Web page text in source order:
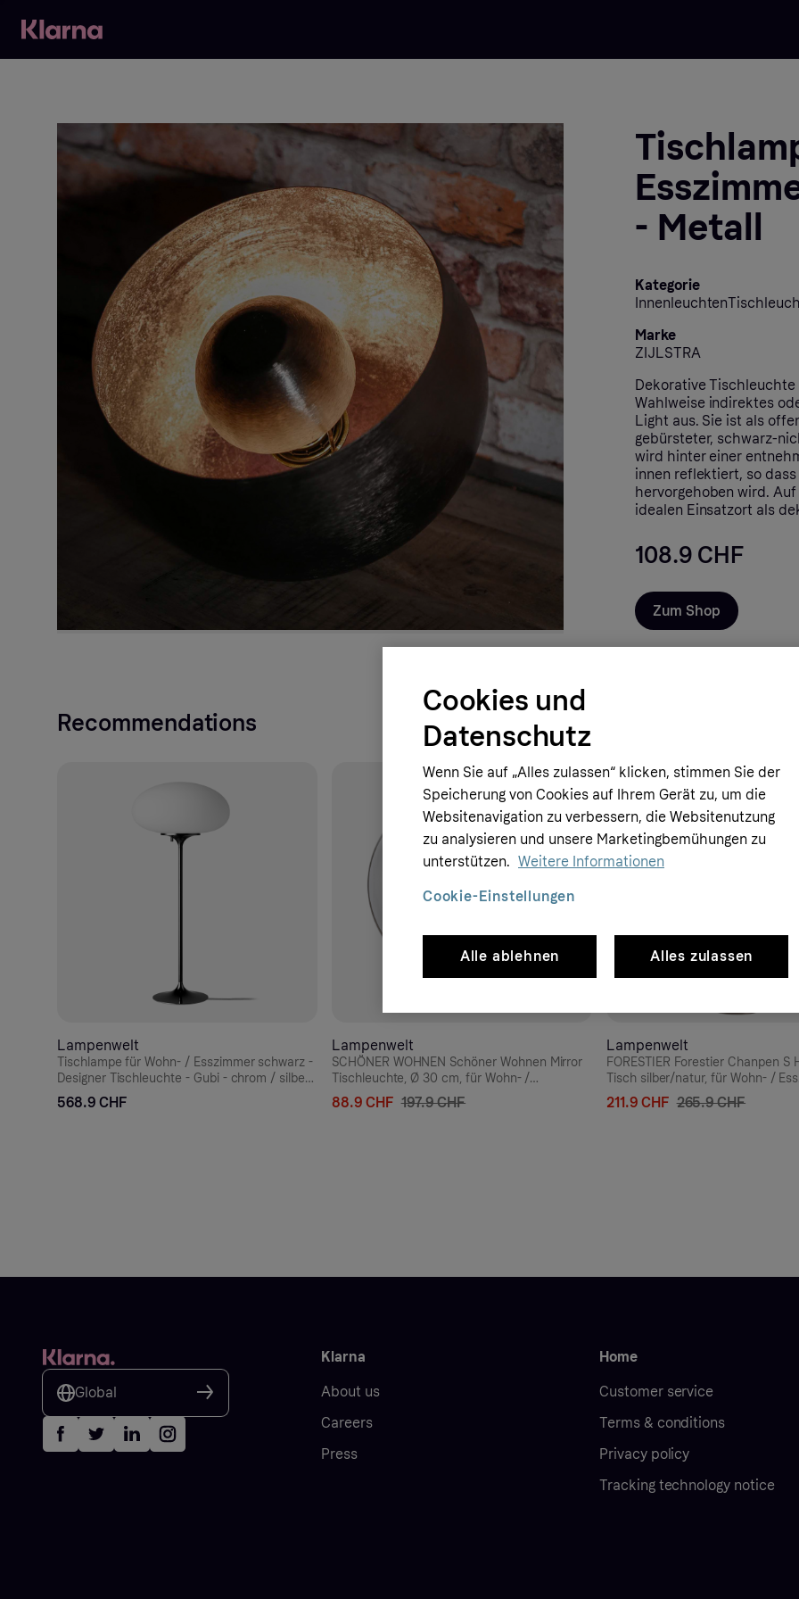
- Metall
Kategorie
Marke
ZIJLSTRA
Dekorative
Wahlweise indirektes
Light aus. Sie ist als
gebürsteter, schwarz-
wird hinter einer
innen reflektiert, so
hervorgehoben wird.
idealen Einsatzort als
108.9 CHF
Zum Shop
Recommendations
Lampenwelt
Tischlampe für Wohn- / Esszimmer schwarz -
Designer Tischleuchte - Gubi - chrom / silber -
Metall, Glas
568.9 CHF
Lampenwelt
SCHÖNER WOHNEN Schöner Wohnen Mirror
Tischleuchte, Ø 30 cm, für Wohn- /
Esszimmer, Glas, Metall, E27, 40 W,
Energieeffizienz: A++, H: 33 cm
88.9 CHF 197.9 CHF
Lampenwelt
FORESTIER Forestier Chanpen S
Tisch silber/natur, für Wohn- /
Hanf, Metall, Marmor, E27, 60 W,
Energieeffizienz: A++, H: 41 cm
211.9 CHF 265.9 CHF
Global
Klarna
About us
Careers
Press
Home
Customer service
Terms & conditions
Privacy policy
Tracking technology notice
Cookies und
Datenschutz
Wenn Sie auf „Alles zulassen“ klicken, stimmen Sie der
Speicherung von Cookies auf Ihrem Gerät zu, um die
Websitenavigation zu verbessern, die Websitenutzung
zu analysieren und unsere Marketingbemühungen zu
unterstützen. Weitere Informationen
Alle ablehnen Alles zulassen
Cookie-Einstellungen